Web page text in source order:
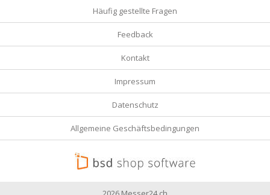
Häufig gestellte Fragen
Feedback
Kontakt
Impressum
Datenschutz
Allgemeine Geschäftsbedingungen